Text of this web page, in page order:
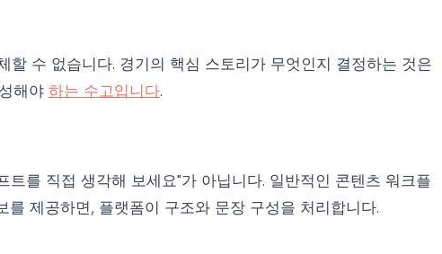
수 없습니다. 경기의 핵심 스토리가 무엇인지 결정하는 것은
해야 하는 수고입니다.
트를 직접 생각해 보세요"가 아닙니다. 일반적인 콘텐츠 워크플
제공하면, 플랫폼이 구조와 문장 구성을 처리합니다.